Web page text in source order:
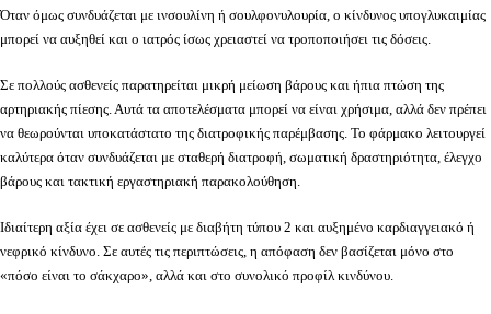
Όταν όμως συνδυάζεται με ινσουλίνη ή σουλφονυλουρία, ο κίνδυνος υπογλυκαιμίας
μπορεί να αυξηθεί και ο ιατρός ίσως χρειαστεί να τροποποιήσει τις δόσεις.
Σε πολλούς ασθενείς παρατηρείται μικρή μείωση βάρους και ήπια πτώση της
αρτηριακής πίεσης. Αυτά τα αποτελέσματα μπορεί να είναι χρήσιμα, αλλά δεν πρέπει
να θεωρούνται υποκατάστατο της διατροφικής παρέμβασης. Το φάρμακο λειτουργεί
καλύτερα όταν συνδυάζεται με σταθερή διατροφή, σωματική δραστηριότητα, έλεγχο
βάρους και τακτική εργαστηριακή παρακολούθηση.
Ιδιαίτερη αξία έχει σε ασθενείς με διαβήτη τύπου 2 και αυξημένο καρδιαγγειακό ή
νεφρικό κίνδυνο. Σε αυτές τις περιπτώσεις, η απόφαση δεν βασίζεται μόνο στο
«πόσο είναι το σάκχαρο», αλλά και στο συνολικό προφίλ κινδύνου.